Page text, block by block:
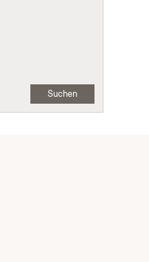
Suchen